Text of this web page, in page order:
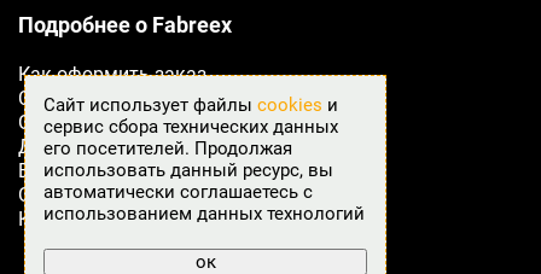
Подробнее о Fabreex
Как оформить заказ
Сертификаты
Оплата
Доставка
Возврат товара
Отзывы
Контакты
Сайт использует файлы cookies и
сервис сбора технических данных
его посетителей. Продолжая
использовать данный ресурс, вы
автоматически соглашаетесь с
использованием данных технологий
ок